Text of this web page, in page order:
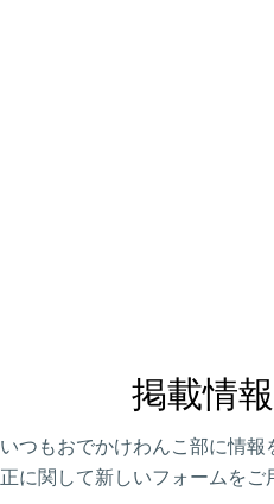
掲載情
いつもおでかけわんこ部に情
正に関して新しいフォームをご